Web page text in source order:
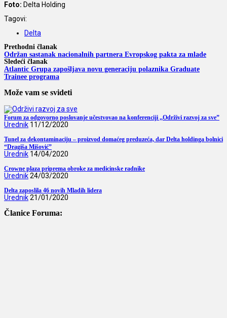
Foto: Delta Holding
Tagovi:
Delta
Prethodni članak
Održan sastanak nacionalnih partnera Evropskog pakta za mlade
Sledeći članak
Atlantic Grupa zapošljava novu generaciju polaznika Graduate
Trainee programa
Može vam se svideti
Forum za odgovorno poslovanje učestvovao na konferenciji ,,Održivi razvoj za sve”
Urednik 11/12/2020
Tunel za dekontaminaciju – proizvod domaćeg preduzeća, dar Delta holdinga bolnici
“Dragiša Mišović”
Urednik 14/04/2020
Crowne plaza priprema obroke za medicinske radnike
Urednik24/03/2020
Delta zaposlila 46 novih Mladih lidera
Urednik21/01/2020
Članice Foruma: